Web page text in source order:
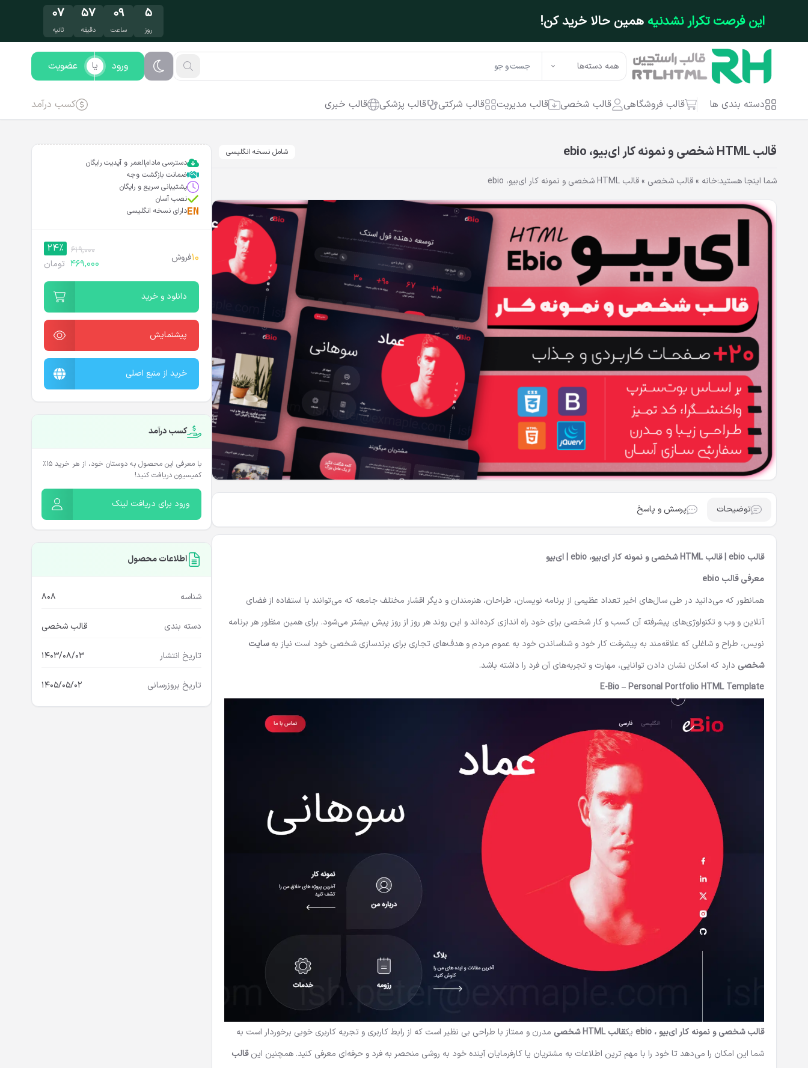
این فرصت تکرار نشدنیه همین حالا خرید کن! ۵
روز
۰۹
ساعت
۵۷
دقیقه
۰۵
ثانیه
همه دسته‌ها ورود عضویت یا
دسته بندی ها قالب فروشگاهی قالب شخصی قالب مدیریت قالب شرکتی قالب پزشکی قالب خبری کسب درآمد
قالب HTML شخصی و نمونه کار ای‌بیو، ebio شامل نسخه انگلیسی
شما اینجا هستید:خانه »قالب شخصی »قالب HTML شخصی و نمونه کار ای‌بیو، ebio
توضیحات پرسش و پاسخ
قالب ebio | قالب HTML شخصی و نمونه کار ای‌بیو، ebio | ای‌بیو
معرفی قالب ebio
همانطور که می‌دانید در طی سال‌های اخیر تعداد عظیمی از برنامه نویسان، طراحان، هنرمندان و دیگر اقشار مختلف جامعه که می‌توانند با استفاده از فضای
آنلاین و وب و تکنولوژی‌های پیشرفته آن کسب و کار شخصی برای خود راه اندازی کرده‌اند و این روند هر روز از روز پیش بیشتر می‌شود. برای همین منظور هر برنامه
نویس، طراح و شاغلی که علاقه‌مند به پیشرفت کار خود و شناساندن خود به عموم مردم و هدف‌های تجاری برای برندسازی شخصی خود است نیاز بهسایت
شخصی دارد که امکان نشان دادن توانایی، مهارت و تجربه‌های آن فرد را داشته باشد.
E-Bio – Personal Portfolio HTML Template
قالب شخصی و نمونه کار ای‌بیو ، ebio یکقالب HTML شخصی
مدرن و ممتاز با طراحی بی نظیر است که از رابط کاربری و تجریه کاربری خوبی برخوردار است به
شما این امکان را می‌دهد تا خود را با مهم ترین اطلاعات به مشتریان یا کارفرمایان آینده خود به روشی منحصر به فرد و حرفه‌ای معرفی کنید. همچنین اینقالب
دسترسی مادام‌العمر و آپدیت رایگان
ضمانت بازگشت وجه
پشتیبانی سریع و رایگان
نصب آسان
دارای نسخه انگلیسی
10فروش
619,000
24%
469,000 تومان
دانلود و خرید
پیشنمایش
خرید از منبع اصلی
کسب درآمد
با معرفی این محصول به دوستان خود، از هر خرید ۱۵٪
کمیسیون دریافت کنید!
ورود برای دریافت لینک
اطلاعات محصول
شناسه 808
دسته بندی قالب شخصی
تاریخ انتشار 1403/08/03
تاریخ بروزرسانی 1405/05/02